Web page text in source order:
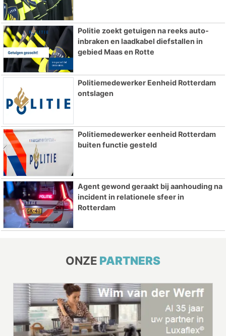
Politie zoekt getuigen na reeks auto-
inbraken en laadkabel diefstallen in
gebied Maas en Rotte
Politiemedewerker Eenheid Rotterdam
ontslagen
Politiemedewerker eenheid Rotterdam
buiten functie gesteld
Agent gewond geraakt bij aanhouding na
incident in relationele sfeer in
Rotterdam
ONZE PARTNERS